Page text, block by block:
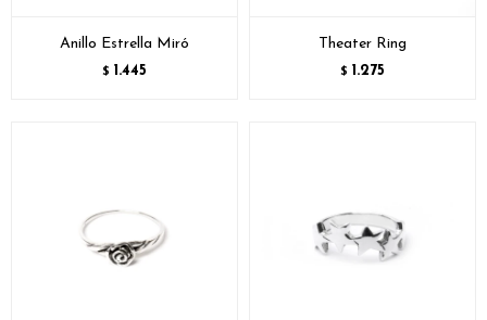
Anillo Estrella Miró
$ 1.445
Theater Ring
$ 1.275